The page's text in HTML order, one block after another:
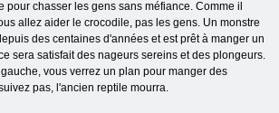
pour chasser les gens sans méfiance. Comme il
allez aider le crocodile, pas les gens. Un monstre
des centaines d'années et est prêt à manger un
sera satisfait des nageurs sereins et des plongeurs.
vous verrez un plan pour manger des
pas, l'ancien reptile mourra.